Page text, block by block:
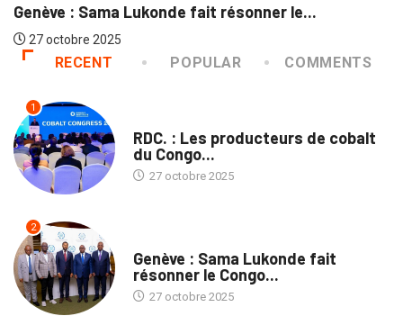
Genève : Sama Lukonde fait résonner le...
27 octobre 2025
RECENT POPULAR COMMENTS
1
RDC. : Les producteurs de cobalt
du Congo...
27 octobre 2025
2
Genève : Sama Lukonde fait
résonner le Congo...
27 octobre 2025